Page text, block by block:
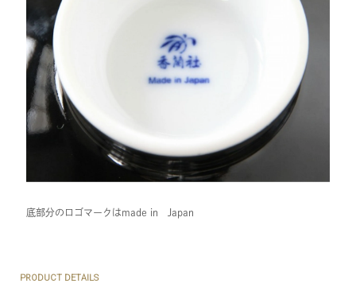
底部分のロゴマークはmade in Japan
PRODUCT DETAILS